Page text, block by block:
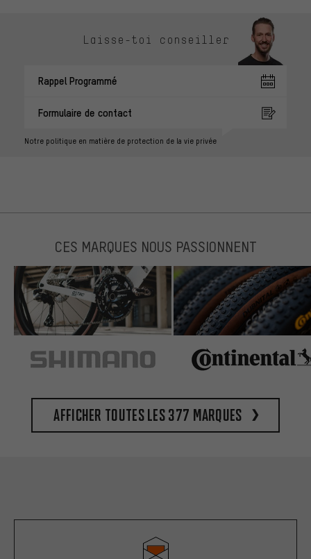
Laisse-toi conseiller
Rappel Programmé
Formulaire de contact
Notre politique en matière de protection de la vie privée
CES MARQUES NOUS PASSIONNENT
Afficher toutes les 377 marques